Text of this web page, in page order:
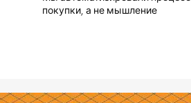
покупки, а не мышление